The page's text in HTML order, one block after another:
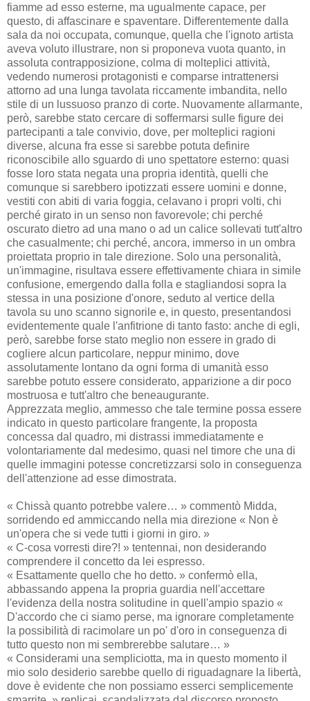
fiamme ad esso esterne, ma ugualmente capace, per
questo, di affascinare e spaventare. Differentemente dalla
sala da noi occupata, comunque, quella che l'ignoto artista
aveva voluto illustrare, non si proponeva vuota quanto, in
assoluta contrapposizione, colma di molteplici attività,
vedendo numerosi protagonisti e comparse intrattenersi
attorno ad una lunga tavolata riccamente imbandita, nello
stile di un lussuoso pranzo di corte. Nuovamente allarmante,
però, sarebbe stato cercare di soffermarsi sulle figure dei
partecipanti a tale convivio, dove, per molteplici ragioni
diverse, alcuna fra esse si sarebbe potuta definire
riconoscibile allo sguardo di uno spettatore esterno: quasi
fosse loro stata negata una propria identità, quelli che
comunque si sarebbero ipotizzati essere uomini e donne,
vestiti con abiti di varia foggia, celavano i propri volti, chi
perché girato in un senso non favorevole; chi perché
oscurato dietro ad una mano o ad un calice sollevati tutt'altro
che casualmente; chi perché, ancora, immerso in un ombra
proiettata proprio in tale direzione. Solo una personalità,
un'immagine, risultava essere effettivamente chiara in simile
confusione, emergendo dalla folla e stagliandosi sopra la
stessa in una posizione d'onore, seduto al vertice della
tavola su uno scanno signorile e, in questo, presentandosi
evidentemente quale l'anfitrione di tanto fasto: anche di egli,
però, sarebbe forse stato meglio non essere in grado di
cogliere alcun particolare, neppur minimo, dove
assolutamente lontano da ogni forma di umanità esso
sarebbe potuto essere considerato, apparizione a dir poco
mostruosa e tutt'altro che beneaugurante.
Apprezzata meglio, ammesso che tale termine possa essere
indicato in questo particolare frangente, la proposta
concessa dal quadro, mi distrassi immediatamente e
volontariamente dal medesimo, quasi nel timore che una di
quelle immagini potesse concretizzarsi solo in conseguenza
dell'attenzione ad esse dimostrata.
« Chissà quanto potrebbe valere… » commentò Midda,
sorridendo ed ammiccando nella mia direzione « Non è
un'opera che si vede tutti i giorni in giro. »
« C-cosa vorresti dire?! » tentennai, non desiderando
comprendere il concetto da lei espresso.
« Esattamente quello che ho detto. » confermò ella,
abbassando appena la propria guardia nell'accettare
l'evidenza della nostra solitudine in quell'ampio spazio «
D'accordo che ci siamo perse, ma ignorare completamente
la possibilità di racimolare un po' d'oro in conseguenza di
tutto questo non mi sembrerebbe salutare… »
« Considerami una sempliciotta, ma in questo momento il
mio solo desiderio sarebbe quello di riguadagnare la libertà,
dove è evidente che non possiamo esserci semplicemente